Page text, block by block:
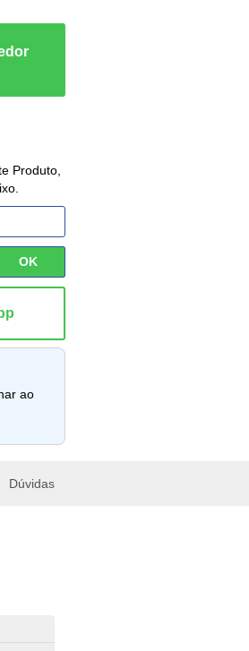
Dúvidas